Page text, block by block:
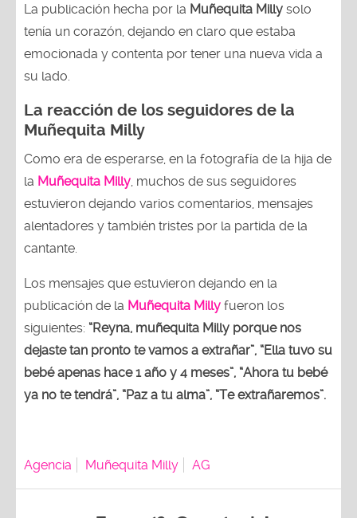
La publicación hecha por la Muñequita Milly solo
tenía un corazón, dejando en claro que estaba
emocionada y contenta por tener una nueva vida a
su lado.
La reacción de los seguidores de la
Muñequita Milly
Como era de esperarse, en la fotografía de la hija de
la Muñequita Milly , muchos de sus seguidores
estuvieron dejando varios comentarios, mensajes
alentadores y también tristes por la partida de la
cantante.
Los mensajes que estuvieron dejando en la
publicación de la Muñequita Milly fueron los
siguientes: “Reyna, muñequita Milly porque nos
dejaste tan pronto te vamos a extrañar”, “Ella tuvo su
bebé apenas hace 1 año y 4 meses”, “Ahora tu bebé
ya no te tendrá”, “Paz a tu alma”, “Te extrañaremos”.
Agencia Muñequita Milly AG